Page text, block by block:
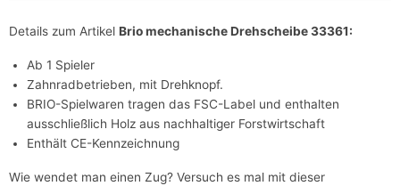
Details zum Artikel Brio mechanische Drehscheibe 33361:
Ab 1 Spieler
Zahnradbetrieben, mit Drehknopf.
BRIO-Spielwaren tragen das FSC-Label und enthalten
ausschließlich Holz aus nachhaltiger Forstwirtschaft
Enthält CE-Kennzeichnung
Wie wendet man einen Zug? Versuch es mal mit dieser